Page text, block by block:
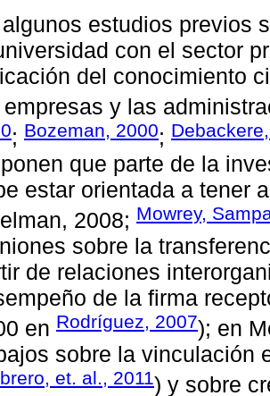
estudios previos
con el sector
del conocimiento
y las
; Bozeman, 2000;
que parte de la
estar orientada a tener
2008; Mowrey,
sobre la
de relaciones
de la firma
en Rodríguez, 2007); en
sobre la vinculación
et. al., 2011) y sobre